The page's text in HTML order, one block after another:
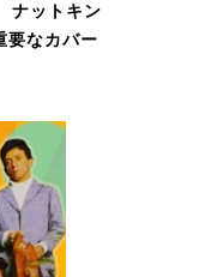
ットキン
要なカバー